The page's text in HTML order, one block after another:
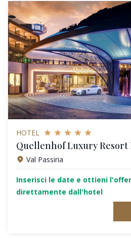
HOTEL
Quellenhof Luxury Resort
Val Passiria
Inserisci le date e ottieni
direttamente dall'hotel